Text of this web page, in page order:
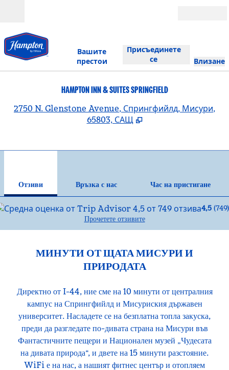
Вашите
престои
Присъединете
се
Влизане
HAMPTON INN & SUITES SPRINGFIELD
2750 N. Glenstone Avenue, Спрингфийлд, Мисури,
65803, САЩ
Отзиви Връзка с нас
Час на пристигане
4,5 (749)
Прочетете отзивите
МИНУТИ ОТ ЩАТА МИСУРИ И
ПРИРОДАТА
Директно от I-44, ние сме на 10 минути от централния
кампус на Спрингфийлд и Мисуриския държавен
университет. Насладете се на безплатна топла закуска,
преди да разгледате по-дивата страна на Мисури във
Фантастичните пещери и Национален музей „Чудесата
на дивата природа“, и двете на 15 минути разстояние.
WiFi е на нас, а нашият фитнес център и отопляем